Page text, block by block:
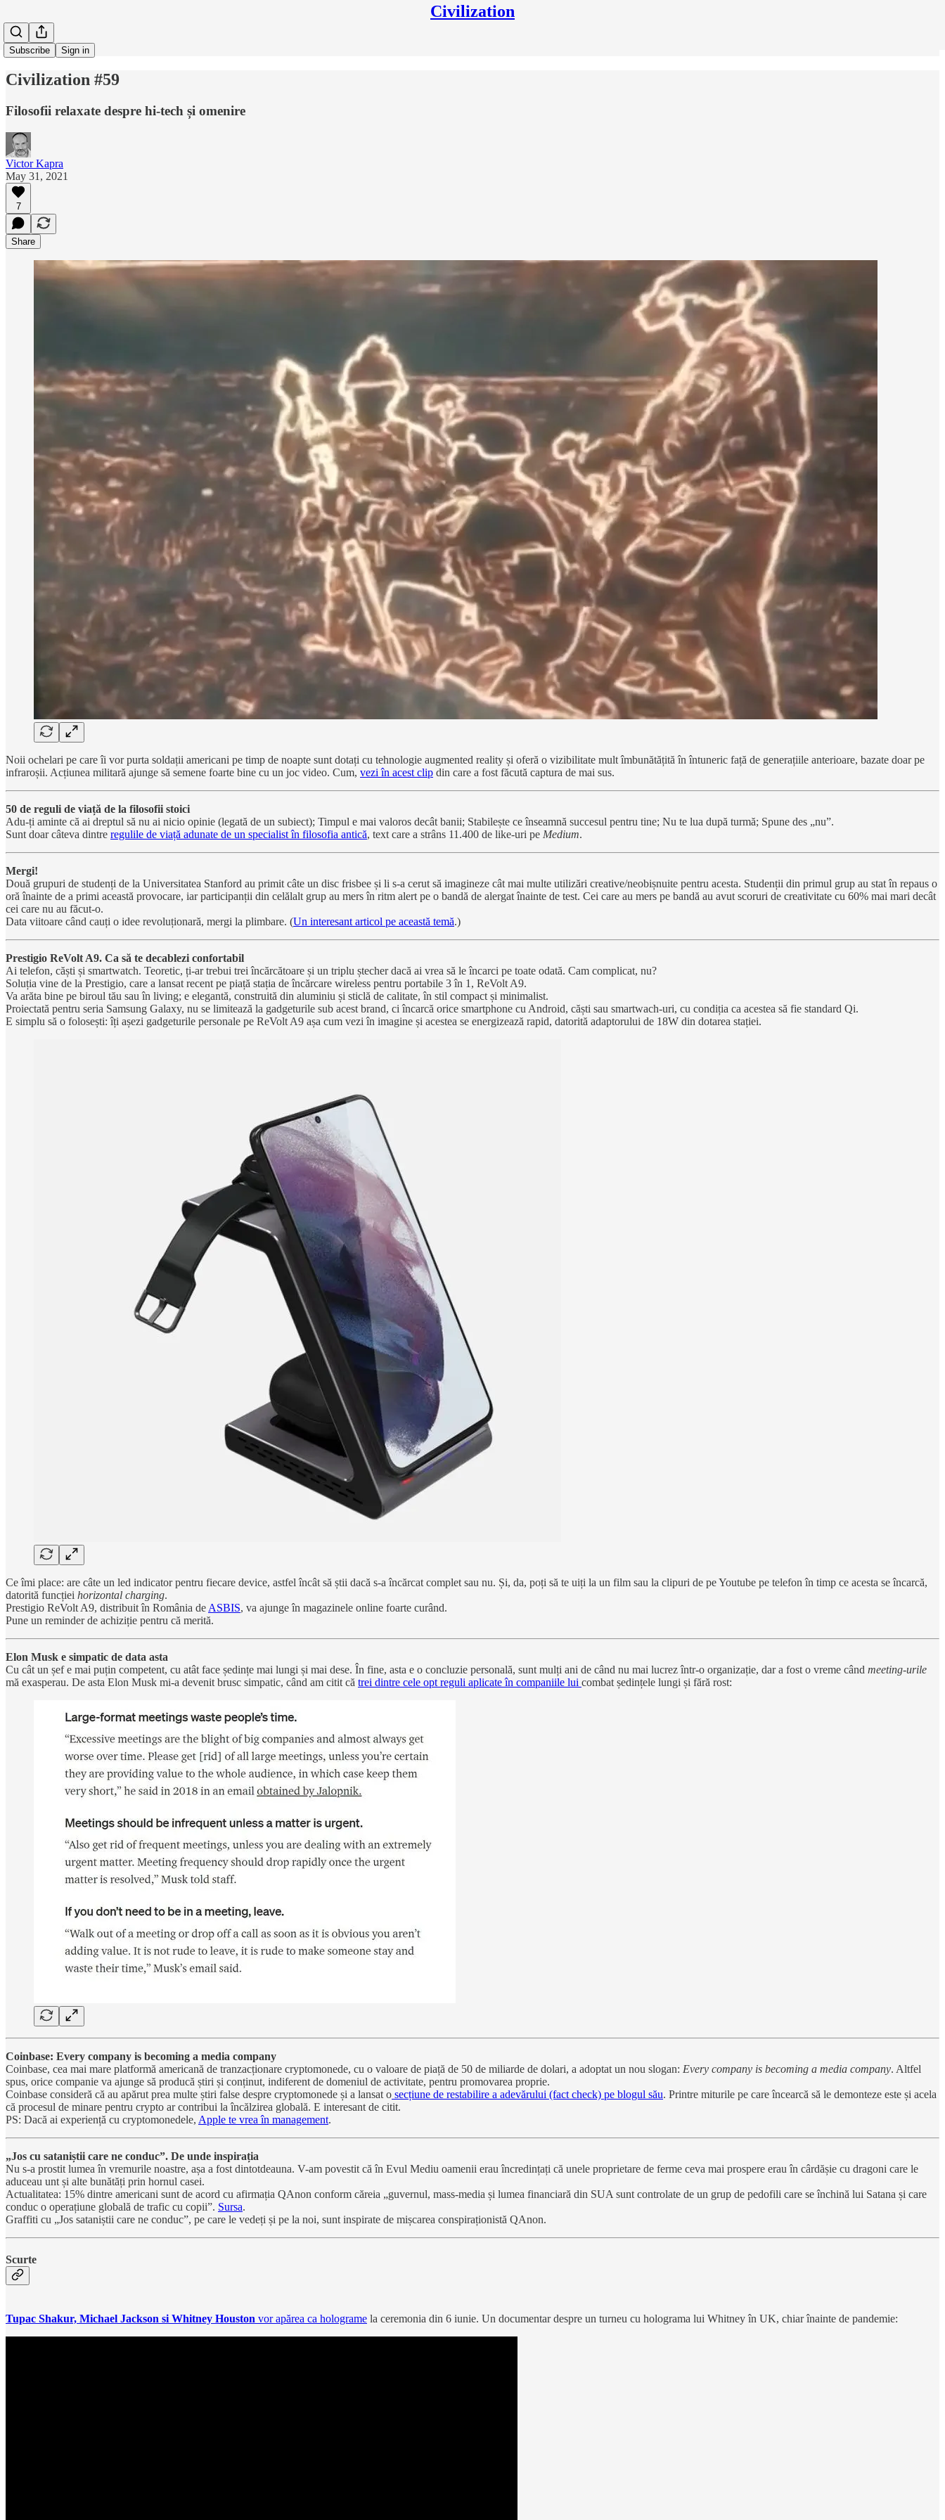
Civilization
Subscribe Sign in
Civilization #59
Filosofii relaxate despre hi-tech și omenire
Victor Kapra
May 31, 2021
7
Share
Noii ochelari pe care îi vor purta soldații americani pe timp de noapte sunt dotați cu tehnologie augmented reality și oferă o vizibilitate mult îmbunătățită în întuneric față de generațiile anterioare, bazate doar pe
infraroșii. Acțiunea militară ajunge să semene foarte bine cu un joc video. Cum, vezi în acest clip din care a fost făcută captura de mai sus.
50 de reguli de viață de la filosofii stoici
Adu-ți aminte că ai dreptul să nu ai nicio opinie (legată de un subiect); Timpul e mai valoros decât banii; Stabilește ce înseamnă succesul pentru tine; Nu te lua după turmă; Spune des „nu”.
Sunt doar câteva dintre regulile de viață adunate de un specialist în filosofia antică, text care a strâns 11.400 de like-uri pe Medium.
Mergi!
Două grupuri de studenți de la Universitatea Stanford au primit câte un disc frisbee și li s-a cerut să imagineze cât mai multe utilizări creative/neobișnuite pentru acesta. Studenții din primul grup au stat în repaus o
oră înainte de a primi această provocare, iar participanții din celălalt grup au mers în ritm alert pe o bandă de alergat înainte de test. Cei care au mers pe bandă au avut scoruri de creativitate cu 60% mai mari decât
cei care nu au făcut-o.
Data viitoare când cauți o idee revoluționară, mergi la plimbare. (Un interesant articol pe această temă.)
Prestigio ReVolt A9. Ca să te decablezi confortabil
Ai telefon, căști și smartwatch. Teoretic, ți-ar trebui trei încărcătoare și un triplu ștecher dacă ai vrea să le încarci pe toate odată. Cam complicat, nu?
Soluția vine de la Prestigio, care a lansat recent pe piață stația de încărcare wireless pentru portabile 3 în 1, ReVolt A9.
Va arăta bine pe biroul tău sau în living; e elegantă, construită din aluminiu și sticlă de calitate, în stil compact și minimalist.
Proiectată pentru seria Samsung Galaxy, nu se limitează la gadgeturile sub acest brand, ci încarcă orice smartphone cu Android, căști sau smartwach-uri, cu condiția ca acestea să fie standard Qi.
E simplu să o folosești: îți așezi gadgeturile personale pe ReVolt A9 așa cum vezi în imagine și acestea se energizează rapid, datorită adaptorului de 18W din dotarea stației.
Ce îmi place: are câte un led indicator pentru fiecare device, astfel încât să știi dacă s-a încărcat complet sau nu. Și, da, poți să te uiți la un film sau la clipuri de pe Youtube pe telefon în timp ce acesta se încarcă,
datorită funcției horizontal charging.
Prestigio ReVolt A9, distribuit în România de ASBIS, va ajunge în magazinele online foarte curând.
Pune un reminder de achiziție pentru că merită.
Elon Musk e simpatic de data asta
Cu cât un șef e mai puțin competent, cu atât face ședințe mai lungi și mai dese. În fine, asta e o concluzie personală, sunt mulți ani de când nu mai lucrez într-o organizație, dar a fost o vreme când meeting-urile
mă exasperau. De asta Elon Musk mi-a devenit brusc simpatic, când am citit că trei dintre cele opt reguli aplicate în companiile lui combat ședințele lungi și fără rost:
Coinbase: Every company is becoming a media company
Coinbase, cea mai mare platformă americană de tranzacționare cryptomonede, cu o valoare de piață de 50 de miliarde de dolari, a adoptat un nou slogan: Every company is becoming a media company. Altfel
spus, orice companie va ajunge să producă știri și conținut, indiferent de domeniul de activitate, pentru promovarea proprie.
Coinbase consideră că au apărut prea multe știri false despre cryptomonede și a lansat o secțiune de restabilire a adevărului (fact check) pe blogul său. Printre miturile pe care încearcă să le demonteze este și acela
că procesul de minare pentru crypto ar contribui la încălzirea globală. E interesant de citit.
PS: Dacă ai experiență cu cryptomonedele, Apple te vrea în management.
„Jos cu sataniștii care ne conduc”. De unde inspirația
Nu s-a prostit lumea în vremurile noastre, așa a fost dintotdeauna. V-am povestit că în Evul Mediu oamenii erau încredințați că unele proprietare de ferme ceva mai prospere erau în cârdășie cu dragoni care le
aduceau unt și alte bunătăți prin hornul casei.
Actualitatea: 15% dintre americani sunt de acord cu afirmația QAnon conform căreia „guvernul, mass-media și lumea financiară din SUA sunt controlate de un grup de pedofili care se închină lui Satana și care
conduc o operațiune globală de trafic cu copii”. Sursa.
Graffiti cu „Jos sataniștii care ne conduc”, pe care le vedeți și pe la noi, sunt inspirate de mișcarea conspiraționistă QAnon.
Scurte
Tupac Shakur, Michael Jackson si Whitney Houston vor apărea ca holograme la ceremonia din 6 iunie. Un documentar despre un turneu cu holograma lui Whitney în UK, chiar înainte de pandemie: